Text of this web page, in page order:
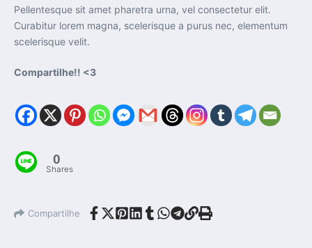
Pellentesque sit amet pharetra urna, vel consectetur elit.
Curabitur lorem magna, scelerisque a purus nec, elementum
scelerisque velit.
Compartilhe!! <3
0
Shares
Compartilhe